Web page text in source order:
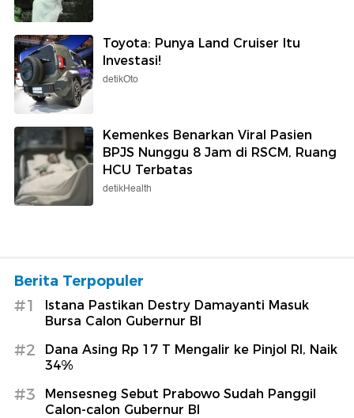
Toyota: Punya Land Cruiser Itu
Investasi!
detikOto
Kemenkes Benarkan Viral Pasien
BPJS Nunggu 8 Jam di RSCM, Ruang
HCU Terbatas
detikHealth
Berita Terpopuler
#1
Istana Pastikan Destry Damayanti Masuk
Bursa Calon Gubernur BI
#2
Dana Asing Rp 17 T Mengalir ke Pinjol RI, Naik
34%
#3
Mensesneg Sebut Prabowo Sudah Panggil
Calon-calon Gubernur BI